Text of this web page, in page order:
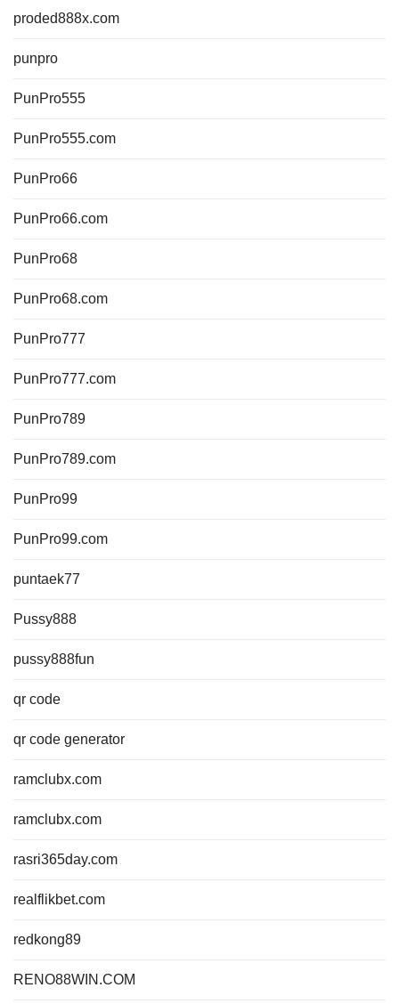
proded888x.com
punpro
PunPro555
PunPro555.com
PunPro66
PunPro66.com
PunPro68
PunPro68.com
PunPro777
PunPro777.com
PunPro789
PunPro789.com
PunPro99
PunPro99.com
puntaek77
Pussy888
pussy888fun
qr code
qr code generator
ramclubx.com
ramclubx.com
rasri365day.com
realflikbet.com
redkong89
RENO88WIN.COM